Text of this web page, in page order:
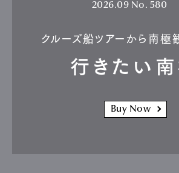
2026.09 No. 580
クルーズ船ツアーから南極
行きたい
Buy Now